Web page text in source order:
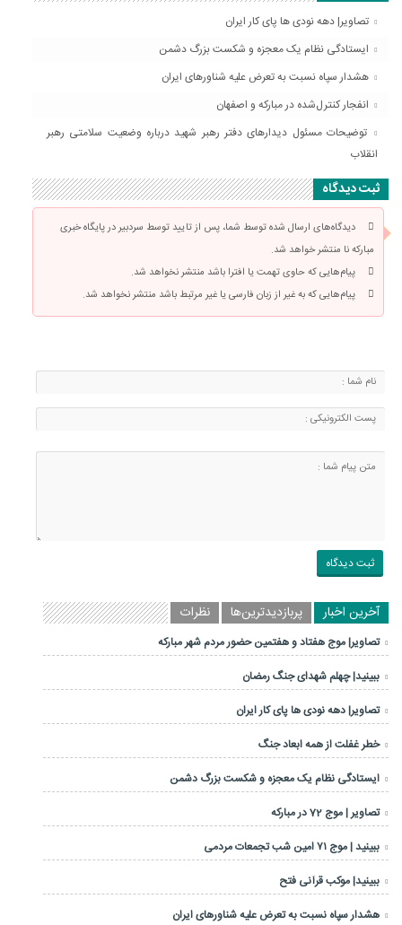
تصاویر| دهه نودی ها پای کار ایران
ایستادگی نظام یک معجزه و شکست بزرگ دشمن
هشدار سپاه نسبت به تعرض علیه شناورهای ایران
انفجار کنترل‌شده در مبارکه و اصفهان
توضیحات مسئول دیدارهای دفتر رهبر شهید درباره وضعیت سلامتی رهبر
انقلاب
ثبت دیدگاه
دیدگاه‌های ارسال شده توسط شما، پس از تایید توسط سردبیر در پایگاه خبری
مبارکه نا منتشر خواهد شد.
پیام‌هایی که حاوی تهمت یا افترا باشد منتشر نخواهد شد.
پیام‌هایی که به غیر از زبان فارسی یا غیر مرتبط باشد منتشر نخواهد شد.
آخرین اخبار پربازدیدترین‌ها نظرات
تصاویر| موج هفتاد و هفتمین حضور مردم شهر مبارکه
ببینید| چهلم شهدای جنگ رمضان
تصاویر| دهه نودی ها پای کار ایران
خطر غفلت از همه ابعاد جنگ
ایستادگی نظام یک معجزه و شکست بزرگ دشمن
تصاویر | موج 72 در مبارکه
ببینید | موج ۷۱ امین شب تجمعات مردمی
ببینید| موکب قرآنی فتح
هشدار سپاه نسبت به تعرض علیه شناورهای ایران